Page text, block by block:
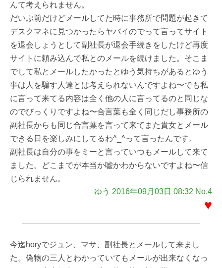
んて考えられません。
だいぶ前だけどメールしてた時に事務所で問題が起きて
デスクマネに見つかったらヤバイのでって言ってサイト
を退会しょうとして副社長が退会手続きをしたけど再度
サイトに頼み込んで私とのメールを続けました。そこま
でして私とメールしたかったとゆう気持ちがあるとゆう
事は人を騙す人達とは考えられないんですよね〜でも私
に言って来てる内容は全く他の人に言ってるのと同じな
のでびっくりですよね〜合言葉も全く同じだし事務所の
副社長からも同じ合言葉を言って来てまた貴女とメール
できる日を楽しみにしてるわ^_^って言ったんです。
副社長は自分の事をミーと言っていつもメールして来て
ました。どこまでが本当か嘘かわからないですよね〜信
じられません。
ゆう 2016年09月03日 08:32 No.4
♥
今迄horyでジュン、マサ、副社長とメールして来まし
た。偽物の三人とわかっていてもメールが出来なくなっ